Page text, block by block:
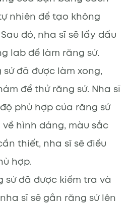
nhiên để tạo không
đó, nha sĩ sẽ lấy dấu
lab để làm răng sứ.
sứ đã được làm xong,
để thử răng sứ. Nha sĩ
phù hợp của răng sứ
hình dáng, màu sắc
thiết, nha sĩ sẽ điều
hợp.
sứ đã được kiểm tra và
sĩ sẽ gắn răng sứ lên